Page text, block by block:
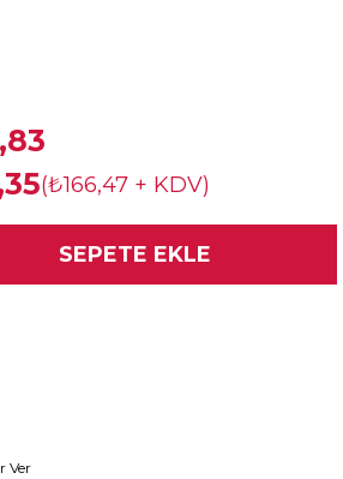
(₺166,47 + KDV)
Ver